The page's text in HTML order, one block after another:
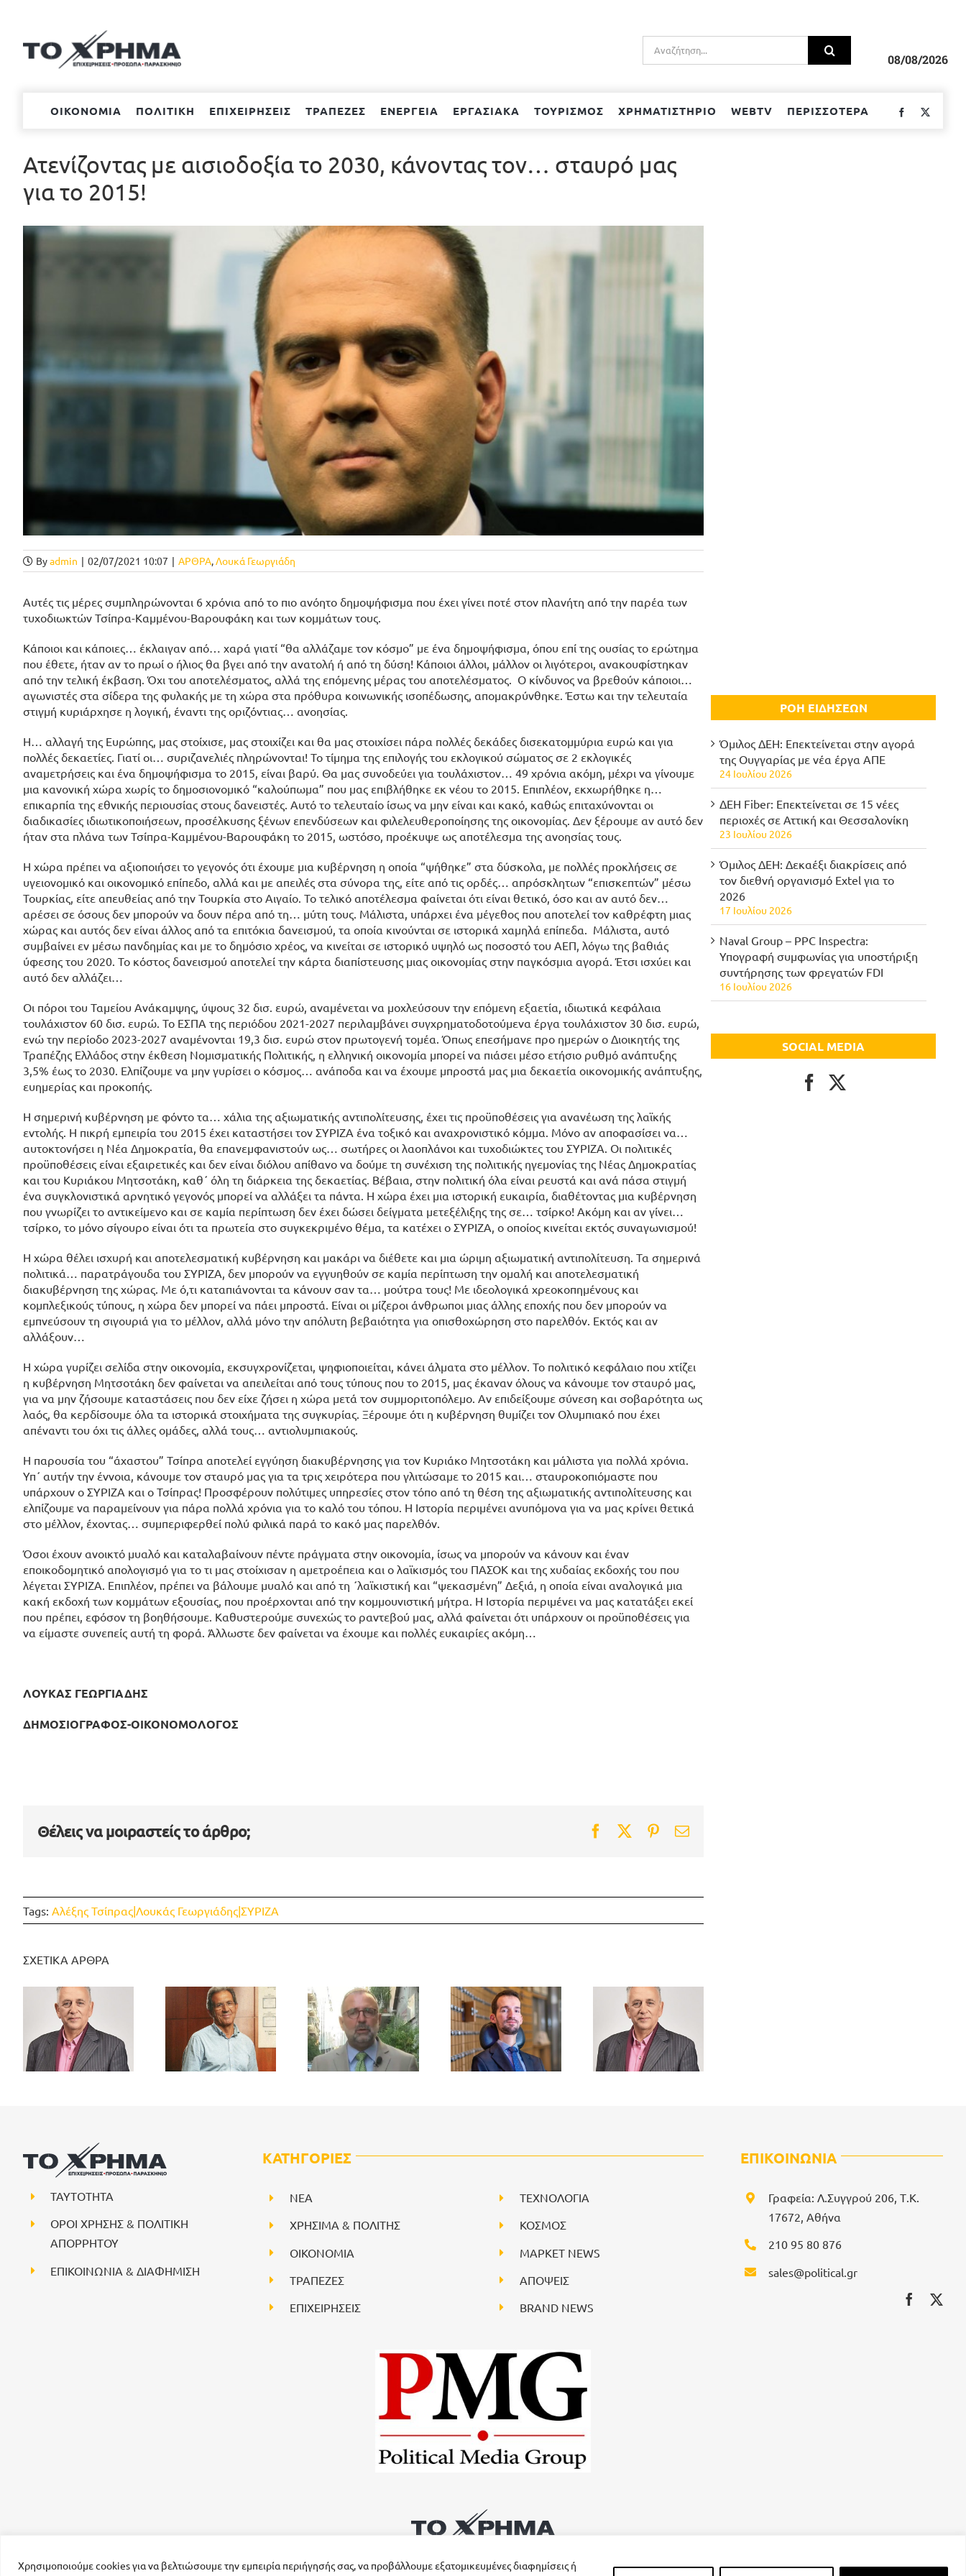
Χρησιμοποιούμε cookies για να βελτιώσουμε την εμπειρία περιήγησής σας, να προβάλλουμε εξατομικευμένες διαφημίσεις ή
περιεχόμενο
Αναζήτηση
για:
08/08/2026
ΟΙΚΟΝΟΜΙΑ ΠΟΛΙΤΙΚΗ ΕΠΙΧΕΙΡΗΣΕΙΣ ΤΡΑΠΕΖΕΣ ΕΝΕΡΓΕΙΑ ΕΡΓΑΣΙΑΚΑ ΤΟΥΡΙΣΜΟΣ ΧΡΗΜΑΤΙΣΤΗΡΙΟ WEBTV ΠΕΡΙΣΣΟΤΕΡΑ Facebook
Ατενίζοντας με αισιοδοξία το 2030, κάνοντας τον… σταυρό μας
για το 2015!
Προβολή
Byadmin | 02/07/2021 10:07 | ΑΡΘΡΑ,Λουκά Γεωργιάδη
Αυτές τις μέρες συμπληρώνονται 6 χρόνια από το πιο ανόητο δημοψήφισμα που έχει γίνει ποτέ στον πλανήτη από την παρέα των
τυχοδιωκτών Τσίπρα-Καμμένου-Βαρουφάκη και των κομμάτων τους.
Κάποιοι και κάποιες… έκλαιγαν από… χαρά γιατί “θα αλλάζαμε τον κόσμο” με ένα δημοψήφισμα, όπου επί της ουσίας το ερώτημα
που έθετε, ήταν αν το πρωί ο ήλιος θα βγει από την ανατολή ή από τη δύση! Κάποιοι άλλοι, μάλλον οι λιγότεροι, ανακουφίστηκαν
από την τελική έκβαση. Όχι του αποτελέσματος, αλλά της επόμενης μέρας του αποτελέσματος. Ο κίνδυνος να βρεθούν κάποιοι…
αγωνιστές στα σίδερα της φυλακής με τη χώρα στα πρόθυρα κοινωνικής ισοπέδωσης, απομακρύνθηκε. Έστω και την τελευταία
στιγμή κυριάρχησε η λογική, έναντι της οριζόντιας… ανοησίας.
Η… αλλαγή της Ευρώπης, μας στοίχισε, μας στοιχίζει και θα μας στοιχίσει πάρα πολλές δεκάδες δισεκατομμύρια ευρώ και για
πολλές δεκαετίες. Γιατί οι… συριζανελιές πληρώνονται! Το τίμημα της επιλογής του εκλογικού σώματος σε 2 εκλογικές
αναμετρήσεις και ένα δημοψήφισμα το 2015, είναι βαρύ. Θα μας συνοδεύει για τουλάχιστον… 49 χρόνια ακόμη, μέχρι να γίνουμε
μια κανονική χώρα χωρίς το δημοσιονομικό “καλούπωμα” που μας επιβλήθηκε εκ νέου το 2015. Επιπλέον, εκχωρήθηκε η…
επικαρπία της εθνικής περιουσίας στους δανειστές. Αυτό το τελευταίο ίσως να μην είναι και κακό, καθώς επιταχύνονται οι
διαδικασίες ιδιωτικοποιήσεων, προσέλκυσης ξένων επενδύσεων και φιλελευθεροποίησης της οικονομίας. Δεν ξέρουμε αν αυτό δεν
ήταν στα πλάνα των Τσίπρα-Καμμένου-Βαρουφάκη το 2015, ωστόσο, προέκυψε ως αποτέλεσμα της ανοησίας τους.
Η χώρα πρέπει να αξιοποιήσει το γεγονός ότι έχουμε μια κυβέρνηση η οποία “ψήθηκε” στα δύσκολα, με πολλές προκλήσεις σε
υγειονομικό και οικονομικό επίπεδο, αλλά και με απειλές στα σύνορα της, είτε από τις ορδές… απρόσκλητων “επισκεπτών” μέσω
Τουρκίας, είτε απευθείας από την Τουρκία στο Αιγαίο. Το τελικό αποτέλεσμα φαίνεται ότι είναι θετικό, όσο και αν αυτό δεν…
αρέσει σε όσους δεν μπορούν να δουν πέρα από τη… μύτη τους. Μάλιστα, υπάρχει ένα μέγεθος που αποτελεί τον καθρέφτη μιας
χώρας και αυτός δεν είναι άλλος από τα επιτόκια δανεισμού, τα οποία κινούνται σε ιστορικά χαμηλά επίπεδα. Μάλιστα, αυτό
συμβαίνει εν μέσω πανδημίας και με το δημόσιο χρέος, να κινείται σε ιστορικό υψηλό ως ποσοστό του ΑΕΠ, λόγω της βαθιάς
ύφεσης του 2020. Το κόστος δανεισμού αποτελεί την κάρτα διαπίστευσης μιας οικονομίας στην παγκόσμια αγορά. Έτσι ισχύει και
αυτό δεν αλλάζει…
Οι πόροι του Ταμείου Ανάκαμψης, ύψους 32 δισ. ευρώ, αναμένεται να μοχλεύσουν την επόμενη εξαετία, ιδιωτικά κεφάλαια
τουλάχιστον 60 δισ. ευρώ. Το ΕΣΠΑ της περιόδου 2021-2027 περιλαμβάνει συγχρηματοδοτούμενα έργα τουλάχιστον 30 δισ. ευρώ,
ενώ την περίοδο 2023-2027 αναμένονται 19,3 δισ. ευρώ στον πρωτογενή τομέα. Όπως επεσήμανε προ ημερών ο Διοικητής της
Τραπέζης Ελλάδος στην έκθεση Νομισματικής Πολιτικής, η ελληνική οικονομία μπορεί να πιάσει μέσο ετήσιο ρυθμό ανάπτυξης
3,5% έως το 2030. Ελπίζουμε να μην γυρίσει ο κόσμος… ανάποδα και να έχουμε μπροστά μας μια δεκαετία οικονομικής ανάπτυξης,
ευημερίας και προκοπής.
Η σημερινή κυβέρνηση με φόντο τα… χάλια της αξιωματικής αντιπολίτευσης, έχει τις προϋποθέσεις για ανανέωση της λαϊκής
εντολής. Η πικρή εμπειρία του 2015 έχει καταστήσει τον ΣΥΡΙΖΑ ένα τοξικό και αναχρονιστικό κόμμα. Μόνο αν αποφασίσει να…
αυτοκτονήσει η Νέα Δημοκρατία, θα επανεμφανιστούν ως… σωτήρες οι λαοπλάνοι και τυχοδιώκτες του ΣΥΡΙΖΑ. Οι πολιτικές
προϋποθέσεις είναι εξαιρετικές και δεν είναι διόλου απίθανο να δούμε τη συνέχιση της πολιτικής ηγεμονίας της Νέας Δημοκρατίας
και του Κυριάκου Μητσοτάκη, καθ΄ όλη τη διάρκεια της δεκαετίας. Βέβαια, στην πολιτική όλα είναι ρευστά και ανά πάσα στιγμή
ένα συγκλονιστικά αρνητικό γεγονός μπορεί να αλλάξει τα πάντα. Η χώρα έχει μια ιστορική ευκαιρία, διαθέτοντας μια κυβέρνηση
που γνωρίζει το αντικείμενο και σε καμία περίπτωση δεν έχει δώσει δείγματα μετεξέλιξης της σε… τσίρκο! Ακόμη και αν γίνει…
τσίρκο, το μόνο σίγουρο είναι ότι τα πρωτεία στο συγκεκριμένο θέμα, τα κατέχει ο ΣΥΡΙΖΑ, ο οποίος κινείται εκτός συναγωνισμού!
Η χώρα θέλει ισχυρή και αποτελεσματική κυβέρνηση και μακάρι να διέθετε και μια ώριμη αξιωματική αντιπολίτευση. Τα σημερινά
πολιτικά… παρατράγουδα του ΣΥΡΙΖΑ, δεν μπορούν να εγγυηθούν σε καμία περίπτωση την ομαλή και αποτελεσματική
διακυβέρνηση της χώρας. Με ό,τι καταπιάνονται τα κάνουν σαν τα… μούτρα τους! Με ιδεολογικά χρεοκοπημένους και
κομπλεξικούς τύπους, η χώρα δεν μπορεί να πάει μπροστά. Είναι οι μίζεροι άνθρωποι μιας άλλης εποχής που δεν μπορούν να
εμπνεύσουν τη σιγουριά για το μέλλον, αλλά μόνο την απόλυτη βεβαιότητα για οπισθοχώρηση στο παρελθόν. Εκτός και αν
αλλάξουν…
Η χώρα γυρίζει σελίδα στην οικονομία, εκσυγχρονίζεται, ψηφιοποιείται, κάνει άλματα στο μέλλον. Το πολιτικό κεφάλαιο που χτίζει
η κυβέρνηση Μητσοτάκη δεν φαίνεται να απειλείται από τους τύπους που το 2015, μας έκαναν όλους να κάνουμε τον σταυρό μας,
για να μην ζήσουμε καταστάσεις που δεν είχε ζήσει η χώρα μετά τον συμμοριτοπόλεμο. Αν επιδείξουμε σύνεση και σοβαρότητα ως
λαός, θα κερδίσουμε όλα τα ιστορικά στοιχήματα της συγκυρίας. Ξέρουμε ότι η κυβέρνηση θυμίζει τον Ολυμπιακό που έχει
απέναντι του όχι τις άλλες ομάδες, αλλά τους… αντιολυμπιακούς.
Η παρουσία του “άχαστου” Τσίπρα αποτελεί εγγύηση διακυβέρνησης για τον Κυριάκο Μητσοτάκη και μάλιστα για πολλά χρόνια.
Υπ΄ αυτήν την έννοια, κάνουμε τον σταυρό μας για τα τρις χειρότερα που γλιτώσαμε το 2015 και… σταυροκοπιόμαστε που
υπάρχουν ο ΣΥΡΙΖΑ και ο Τσίπρας! Προσφέρουν πολύτιμες υπηρεσίες στον τόπο από τη θέση της αξιωματικής αντιπολίτευσης και
ελπίζουμε να παραμείνουν για πάρα πολλά χρόνια για το καλό του τόπου. Η Ιστορία περιμένει ανυπόμονα για να μας κρίνει θετικά
στο μέλλον, έχοντας… συμπεριφερθεί πολύ φιλικά παρά το κακό μας παρελθόν.
Όσοι έχουν ανοικτό μυαλό και καταλαβαίνουν πέντε πράγματα στην οικονομία, ίσως να μπορούν να κάνουν και έναν
εποικοδομητικό απολογισμό για το τι μας στοίχισαν η αμετροέπεια και ο λαϊκισμός του ΠΑΣΟΚ και της χυδαίας εκδοχής του που
λέγεται ΣΥΡΙΖΑ. Επιπλέον, πρέπει να βάλουμε μυαλό και από τη ΄λαϊκιστική και “ψεκασμένη” Δεξιά, η οποία είναι αναλογικά μια
κακή εκδοχή των κομμάτων εξουσίας, που προέρχονται από την κομμουνιστική μήτρα. Η Ιστορία περιμένει να μας κατατάξει εκεί
που πρέπει, εφόσον τη βοηθήσουμε. Καθυστερούμε συνεχώς το ραντεβού μας, αλλά φαίνεται ότι υπάρχουν οι προϋποθέσεις για
να είμαστε συνεπείς αυτή τη φορά. Άλλωστε δεν φαίνεται να έχουμε και πολλές ευκαιρίες ακόμη…
ΛΟΥΚΑΣ ΓΕΩΡΓΙΑΔΗΣ
ΔΗΜΟΣΙΟΓΡΑΦΟΣ-ΟΙΚΟΝΟΜΟΛΟΓΟΣ
Θέλεις να μοιραστείς το άρθρο; Facebook
TwitterPinterest
Email
Tags: Αλέξης Τσίπρας|Λουκάς Γεωργιάδης|ΣΥΡΙΖΑ
ΣΧΕΤΙΚΑ ΑΡΘΡΑ
ΡΟΗ ΕΙΔΗΣΕΩΝ
Όμιλος ΔΕΗ: Επεκτείνεται στην αγορά
της Ουγγαρίας με νέα έργα ΑΠΕ
24 Ιουλίου 2026
ΔΕΗ Fiber: Επεκτείνεται σε 15 νέες
περιοχές σε Αττική και Θεσσαλονίκη
23 Ιουλίου 2026
Όμιλος ΔΕΗ: Δεκαέξι διακρίσεις από
τον διεθνή οργανισμό Extel για το
2026
17 Ιουλίου 2026
Naval Group – PPC Inspectra:
Υπογραφή συμφωνίας για υποστήριξη
συντήρησης των φρεγατών FDI
16 Ιουλίου 2026
SOCIAL MEDIA
ΤΑΥΤΟΤΗΤΑ
ΟΡΟΙ ΧΡΗΣΗΣ & ΠΟΛΙΤΙΚΗ
ΑΠΟΡΡΗΤΟΥ
ΕΠΙΚΟΙΝΩΝΙΑ & ΔΙΑΦΗΜΙΣΗ
ΚΑΤΗΓΟΡΙΕΣ
NEA
ΧΡΗΣΙΜΑ & ΠΟΛΙΤΗΣ
ΟΙΚΟΝΟΜΙΑ
ΤΡΑΠΕΖΕΣ
ΕΠΙΧΕΙΡΗΣΕΙΣ
ΤΕΧΝΟΛΟΓΙΑ
ΚΟΣΜΟΣ
ΜΑΡΚΕΤ NEWS
ΑΠΟΨΕΙΣ
BRAND NEWS
ΕΠΙΚΟΙΝΩΝΙΑ
Γραφεία: Λ.Συγγρού 206, Τ.Κ.
17672, Αθήνα
210 95 80 876
sales@political.gr